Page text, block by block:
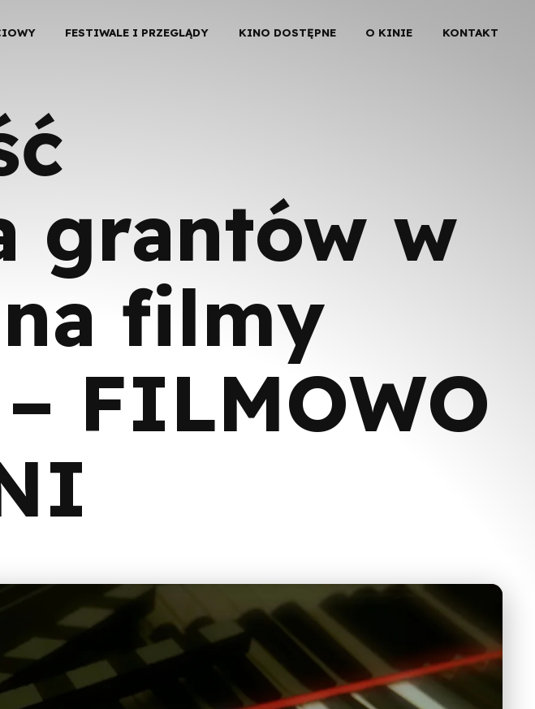
FESTIWALE I PRZEGLĄDY KINO DOSTĘPNE O KINIE KONTAKT
grantów w
filmy
FILMOWO